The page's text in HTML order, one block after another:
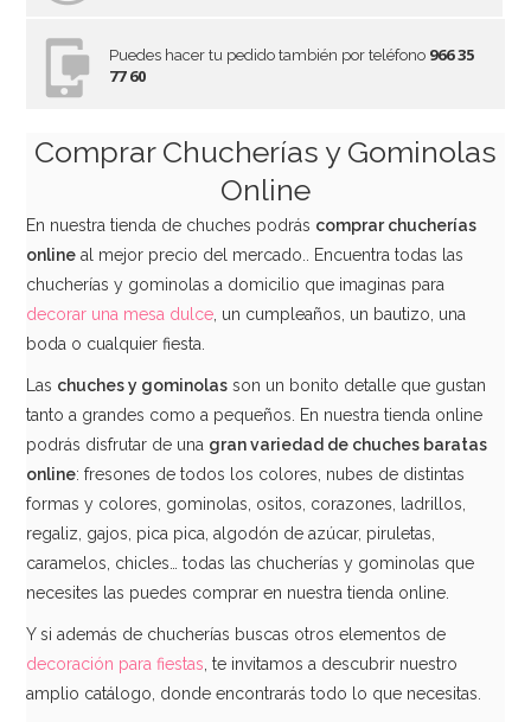
Bombón de Chocolate Bon o Bon 1 ud
0,60€
AÑADIR
Puedes hacer tu pedido también por teléfono 966 35
77 60
Comprar Chucherías y Gominolas
Online
En nuestra tienda de chuches podrás comprar chucherías
online al mejor precio del mercado.. Encuentra todas las
chucherías y gominolas a domicilio que imaginas para
decorar una mesa dulce , un cumpleaños, un bautizo, una
boda o cualquier fiesta.
Las chuches y gominolas son un bonito detalle que gustan
tanto a grandes como a pequeños. En nuestra tienda online
podrás disfrutar de una gran variedad de chuches baratas
online: fresones de todos los colores, nubes de distintas
formas y colores, gominolas, ositos, corazones, ladrillos,
regaliz, gajos, pica pica, algodón de azúcar, piruletas,
caramelos, chicles… todas las chucherías y gominolas que
necesites las puedes comprar en nuestra tienda online.
Y si además de chucherías buscas otros elementos de
decoración para fiestas , te invitamos a descubrir nuestro
amplio catálogo, donde encontrarás todo lo que necesitas.